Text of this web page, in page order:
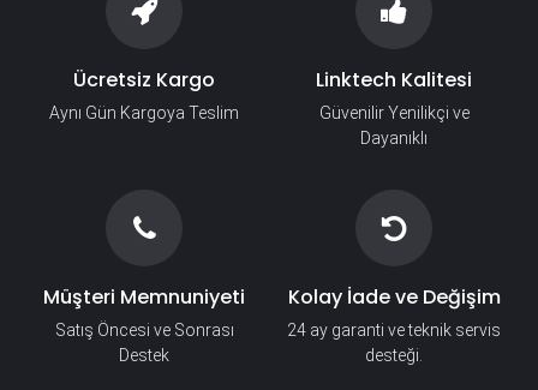
Ücretsiz Kargo
Aynı Gün Kargoya Teslim
Linktech Kalitesi
Güvenilir Yenilikçi ve
Dayanıklı
Müşteri Memnuniyeti
Satış Öncesi ve Sonrası
Destek
Kolay İade ve Değişim
24 ay garanti ve teknik servis
desteği.